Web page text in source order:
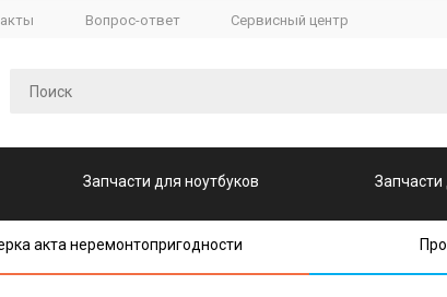
Вопрос-ответ Сервисный центр
Запчасти для ноутбуков Запчасти
акта неремонтопригодности